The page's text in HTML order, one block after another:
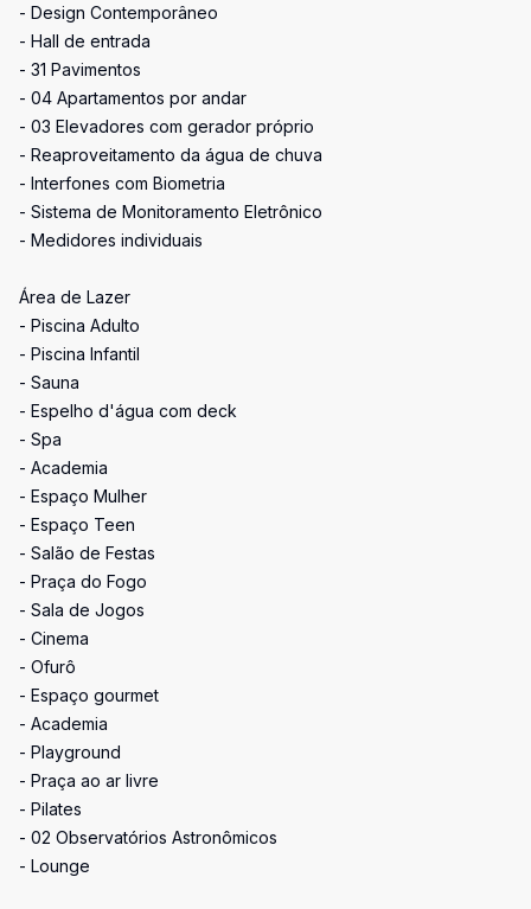
- Design Contemporâneo
- Hall de entrada
- 31 Pavimentos
- 04 Apartamentos por andar
- 03 Elevadores com gerador próprio
- Reaproveitamento da água de chuva
- Interfones com Biometria
- Sistema de Monitoramento Eletrônico
- Medidores individuais
Área de Lazer
- Piscina Adulto
- Piscina Infantil
- Sauna
- Espelho d'água com deck
- Spa
- Academia
- Espaço Mulher
- Espaço Teen
- Salão de Festas
- Praça do Fogo
- Sala de Jogos
- Cinema
- Ofurô
- Espaço gourmet
- Academia
- Playground
- Praça ao ar livre
- Pilates
- 02 Observatórios Astronômicos
- Lounge